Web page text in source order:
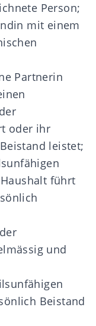
Person;
mit einem
Partnerin
oder ihr
leistet;
führt
und
Beistand